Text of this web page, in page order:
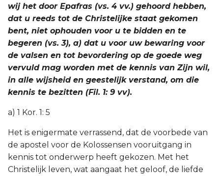
wij het door Epafras (vs. 4 vv.) gehoord hebben,
dat u reeds tot de Christelijke staat gekomen
bent, niet ophouden voor u te bidden en te
begeren (vs. 3), a) dat u voor uw bewaring voor
de valsen en tot bevordering op de goede weg
vervuld mag worden met de kennis van Zijn wil,
in alle wijsheid en geestelijk verstand, om die
kennis te bezitten (Fil. 1: 9 vv).
a) 1 Kor. 1: 5
Het is enigermate verrassend, dat de voorbede van
de apostel voor de Kolossensen vooruitgang in
kennis tot onderwerp heeft gekozen. Met het
Christelijk leven, wat aangaat het geloof, de liefde